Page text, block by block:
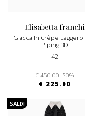
elisabetta franchi
Giacca In Crêpe Leggero Con
Piping 3D
42
€ 450.00-50%
€ 225.00
SALDI